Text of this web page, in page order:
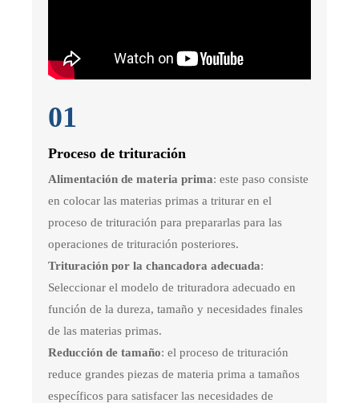
01
Proceso de trituración
Alimentación de materia prima: este paso consiste
en colocar las materias primas a triturar en el
proceso de trituración para prepararlas para las
operaciones de trituración posteriores.
Trituración por la chancadora adecuada:
Seleccionar el modelo de trituradora adecuado en
función de la dureza, tamaño y necesidades finales
de las materias primas.
Reducción de tamaño: el proceso de trituración
reduce grandes piezas de materia prima a tamaños
específicos para satisfacer las necesidades de